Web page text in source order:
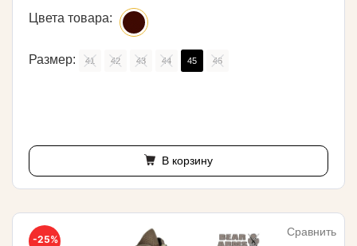
Цвета товара:
Размер: 41 42 43 44 45 46
В корзину
-25%
Сравнить